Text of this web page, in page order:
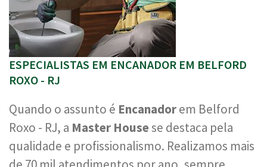
ESPECIALISTAS EM ENCANADOR EM BELFORD
ROXO - RJ
Quando o assunto é Encanadorem Belford
Roxo - RJ, a Master Housese destaca pela
qualidade e profissionalismo. Realizamos mais